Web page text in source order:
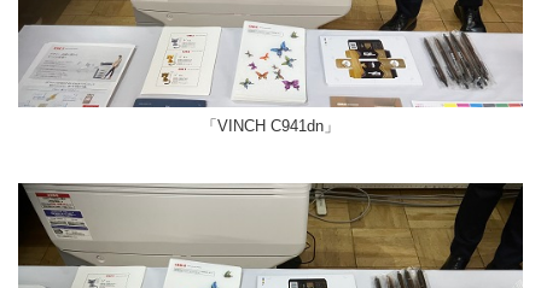
「VINCH C941dn」